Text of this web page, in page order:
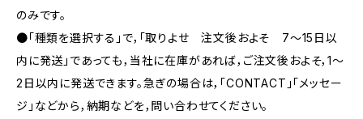
のみです。
●「種類を選択する」で，「取りよせ 注文後およそ 7〜15日以
内に発送」であっても，当社に在庫があれば，ご注文後およそ，1〜
2日以内に発送できます。急ぎの場合は，「CONTACT」「メッセー
ジ」などから，納期などを，問い合わせてください。